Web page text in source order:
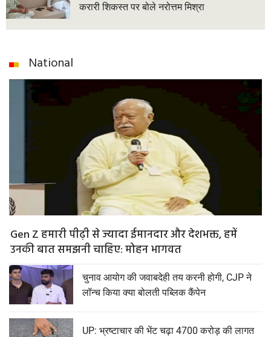
करारी शिकस्त पर बोले नरोत्तम मिश्रा
National
Gen Z हमारी पीढ़ी से ज्यादा ईमानदार और देशभक्त, हमें
उनकी बात समझनी चाहिए: मोहन भागवत
चुनाव आयोग की जवाबदेही तय करनी होगी, CJP ने
लॉन्च किया क्या बोलती पब्लिक कैंपेन
UP: भ्रष्टाचार की भेंट चढ़ा 4700 करोड़ की लागत